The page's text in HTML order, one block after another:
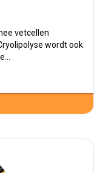
vetcellen
wordt ook